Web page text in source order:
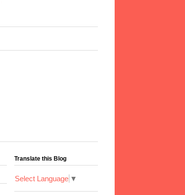
Translate this Blog
Select Language ▼